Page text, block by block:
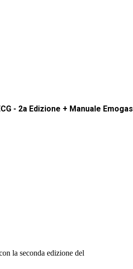
- 2a Edizione + Manuale Emogas
la seconda edizione del